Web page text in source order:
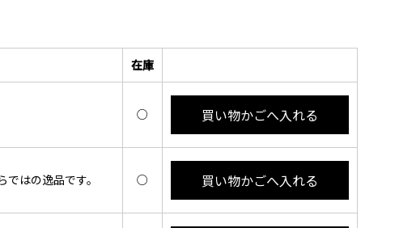
在庫
○ 買い物かごへ入れる
はの逸品です。 ○ 買い物かごへ入れる